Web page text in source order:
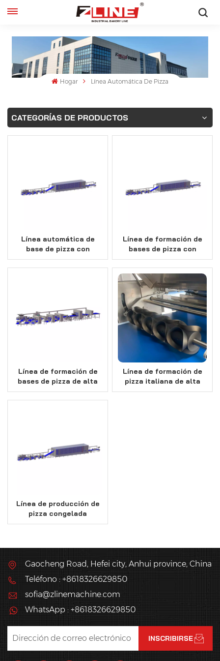
français
español
Hogar Línea Automática De Pizza
CATEGORÍAS DE PRODUCTOS
Línea automática de
base de pizza con
sistema de
fermentación
Línea de formación de
bases de pizza con
sistema de
fermentación en línea
Línea de formación de
bases de pizza de alta
capacidad
Línea de formación de
pizza italiana de alta
automatización con
Línea de producción de
pizza congelada
semiacabada para
Gaocheng Road, Hefei city, Anhui province, China
Teléfono : +8618326629850
sofia@zlinemachine.com
WhatsApp : +8618326629850